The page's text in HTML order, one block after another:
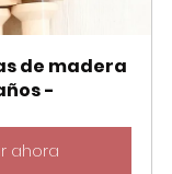
de madera
-
ahora